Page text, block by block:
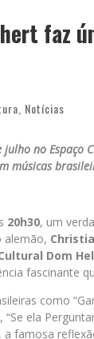
INICIA NOVA
faz
Notícias
no Espaço
músicas
20h30, um
alemão,
Dom
fascinante
como
ela
famosa